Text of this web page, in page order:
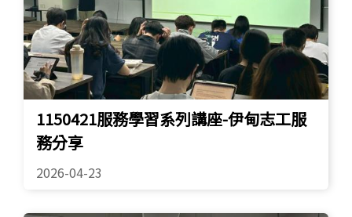
1150421服務學習系列講座-伊甸志工服
務分享
2026-04-23